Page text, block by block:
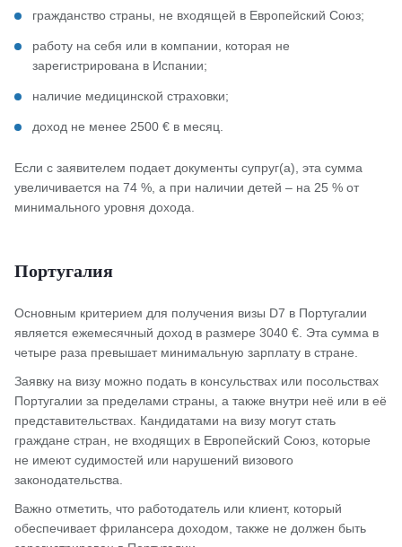
гражданство страны, не входящей в Европейский Союз;
работу на себя или в компании, которая не
зарегистрирована в Испании;
наличие медицинской страховки;
доход не менее 2500 € в месяц.
Если с заявителем подает документы супруг(а), эта сумма
увеличивается на 74 %, а при наличии детей – на 25 % от
минимального уровня дохода.
Португалия
Основным критерием для получения визы D7 в Португалии
является ежемесячный доход в размере 3040 €. Эта сумма в
четыре раза превышает минимальную зарплату в стране.
Заявку на визу можно подать в консульствах или посольствах
Португалии за пределами страны, а также внутри неё или в её
представительствах. Кандидатами на визу могут стать
граждане стран, не входящих в Европейский Союз, которые
не имеют судимостей или нарушений визового
законодательства.
Важно отметить, что работодатель или клиент, который
обеспечивает фрилансера доходом, также не должен быть